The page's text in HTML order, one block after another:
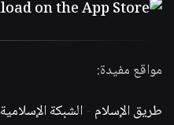
مواقع مفيدة:
طريق الإسلام -الشبكة الإسلامية